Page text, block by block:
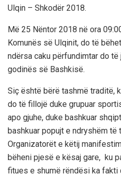
Ulqin – Shkodër 2018.
Më 25 Nëntor 2018 në ora
Komunës së Ulqinit, do të
ndërsa caku përfundimtar do
godinës së Bashkisë.
Siç është bërë tashmë traditë,
do të fillojë duke grupuar
apo gjuhe, duke bashkuar
bashkuar popujt e ndryshëm të
Organizatorët e këtij
bëheni pjesë e kësaj gare, ku
fitues e shumë rëndësi ka fakti